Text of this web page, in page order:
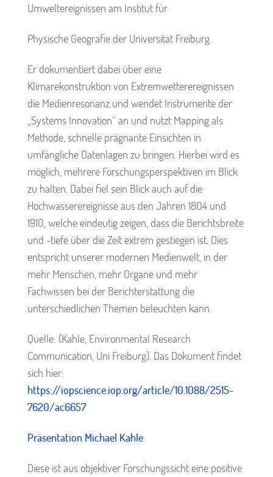
Umweltereignissen am Institut für
Physische Geografie der Universität Freiburg.
Er dokumentiert dabei über eine
Klimarekonstruktion von Extremwetterereignissen
die Medienresonanz und wendet Instrumente der
„Systems Innovation“ an und nutzt Mapping als
Methode, schnelle prägnante Einsichten in
umfängliche Datenlagen zu bringen. Hierbei wird es
möglich, mehrere Forschungsperspektiven im Blick
zu halten. Dabei fiel sein Blick auch auf die
Hochwasserereignisse aus den Jahren 1804 und
1910, welche eindeutig zeigen, dass die Berichtsbreite
und -tiefe über die Zeit extrem gestiegen ist. Dies
entspricht unserer modernen Medienwelt, in der
mehr Menschen, mehr Organe und mehr
Fachwissen bei der Berichterstattung die
unterschiedlichen Themen beleuchten kann.
Quelle: (Kahle, Environmental Research
Communication, Uni Freiburg). Das Dokument findet
sich hier:
https://iopscience.iop.org/article/10.1088/2515-
7620/ac6657
Präsentation Michael Kahle
Diese ist aus objektiver Forschungssicht eine positive